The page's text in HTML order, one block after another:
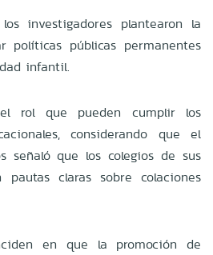
investigadores plantearon la
políticas públicas permanentes
infantil.
el rol que pueden cumplir los
considerando que el
señaló que los colegios de sus
claras sobre colaciones
en que la promoción de